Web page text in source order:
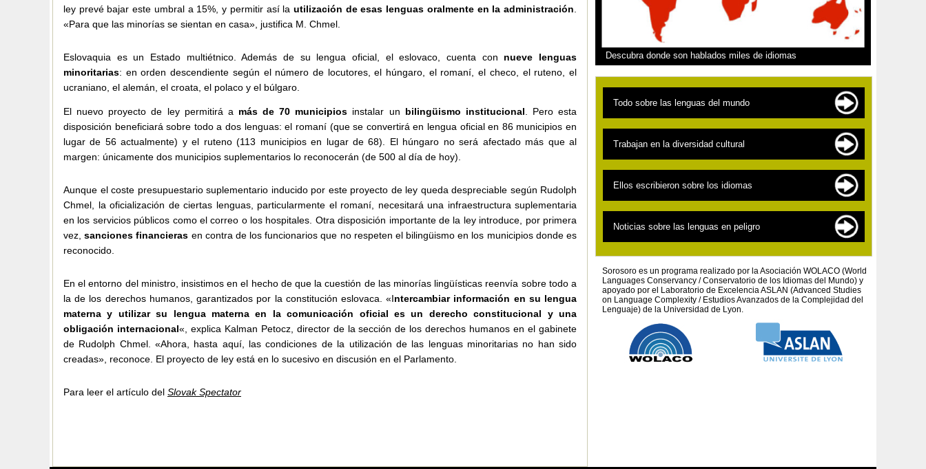
ley prevé bajar este umbral a 15%, y permitir así la utilización de esas lenguas oralmente en la administración
«Para que las minorías se sientan en casa», justifica M. Chmel.
Eslovaquia es un Estado multiétnico. Además de su lengua oficial, el eslovaco, cuenta con nueve lenguas
minoritarias: en orden descendiente según el número de locutores, el húngaro, el romaní, el checo, el ruteno, el
ucraniano, el alemán, el croata, el polaco y el búlgaro.
El nuevo proyecto de ley permitirá a más de 70 municipios instalar un bilingüismo institucional . Pero esta
disposición beneficiará sobre todo a dos lenguas: el romaní (que se convertirá en lengua oficial en 86 municipios en
lugar de 56 actualmente) y el ruteno (113 municipios en lugar de 68). El húngaro no será afectado más que al
margen: únicamente dos municipios suplementarios lo reconocerán (de 500 al día de hoy).
Aunque el coste presupuestario suplementario inducido por este proyecto de ley queda despreciable según Rudolph
Chmel, la oficialización de ciertas lenguas, particularmente el romaní, necesitará una infraestructura suplementaria
en los servicios públicos como el correo o los hospitales. Otra disposición importante de la ley introduce, por primera
vez,sanciones financieras en contra de los funcionarios que no respeten el bilingüismo en los municipios donde es
reconocido.
En el entorno del ministro, insistimos en el hecho de que la cuestión de las minorías lingüísticas reenvía sobre todo a
la de los derechos humanos, garantizados por la constitución eslovaca. «Intercambiar información en su lengua
materna y utilizar su lengua materna en la comunicación oficial es un derecho constitucional y una
obligación internacional«, explica Kalman Petocz, director de la sección de los derechos humanos en el gabinete
de Rudolph Chmel. «Ahora, hasta aquí, las condiciones de la utilización de las lenguas minoritarias no han sido
creadas», reconoce. El proyecto de ley está en lo sucesivo en discusión en el Parlamento.
Para leer el artículo del Slovak Spectator
Descubra donde son hablados miles de idiomas
Todo sobre las lenguas del mundo
Las familias de lenguas
Las « nuevas » lenguas
La lingüística para los principiantes
Trabajan en la diversidad cultural
Las fuentes de documentación
En defensa de los pueblos y las culturas autóctonas
Los proyectos artísticos
Ellos escribieron sobre los idiomas
Textos por tema
Noticias sobre las lenguas en peligro
Sorosoro es un programa realizado por la Asociación WOLACO (World
Languages ​​Conservancy / Conservatorio de los Idiomas del Mundo) y
apoyado por el Laboratorio de Excelencia ASLAN (Advanced Studies
on Language Complexity / Estudios Avanzados de la Complejidad del
Lenguaje) de la Universidad de Lyon.